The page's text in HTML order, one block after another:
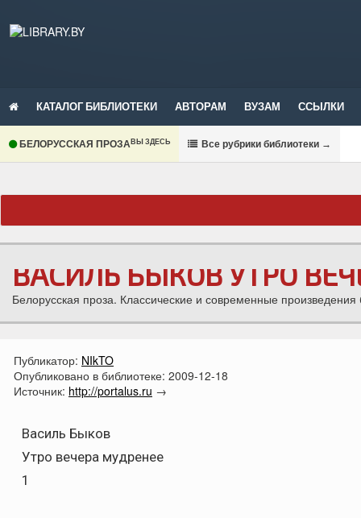
КАТАЛОГ БИБЛИОТЕКИ АВТОРАМ ВУЗАМ ССЫЛКИ
БЕЛОРУССКАЯ ПРОЗАВЫ ЗДЕСЬ Все рубрики библиотеки →
ВАСИЛЬ БЫКОВ УТРО
Белорусская проза. Классические и современные
Публикатор: NIkTO
Опубликовано в библиотеке: 2009-12-18
Источник: http://portalus.ru →
Василь Быков
Утро вечера мудренее
1